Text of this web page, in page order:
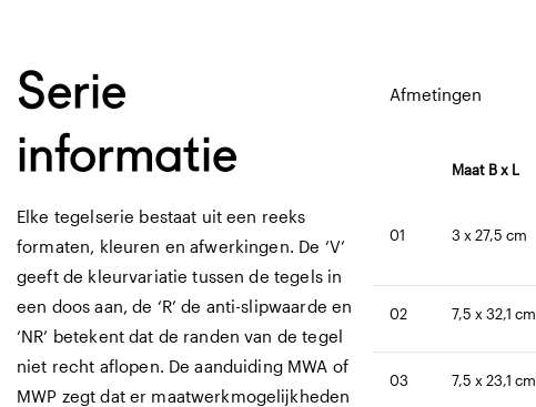
Serie
informatie
Elke tegelserie bestaat uit een reeks
formaten, kleuren en afwerkingen. De ‘V’
geeft de kleurvariatie tussen de tegels in
een doos aan, de ‘R’ de anti-slipwaarde en
‘NR’ betekent dat de randen van de tegel
niet recht aflopen. De aanduiding MWA of
MWP zegt dat er maatwerkmogelijkheden
Afmetingen
Maat B x L
01 3 x 27,5 cm
02 7,5 x 32,1 cm
03 7,5 x 23,1 cm